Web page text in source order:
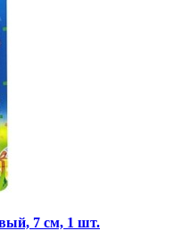
7 см, 1 шт.